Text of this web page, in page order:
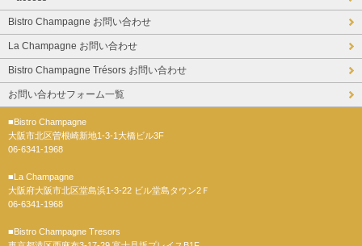
Bistro Champagne お問い合わせ
La Champagne お問い合わせ
Bistro Champagne Trésors お問い合わせ
お問い合わせフォーム一覧
■Bistro Champagne
大阪市北区曽根崎新地1-3-1大橋ビル3F
06-6341-1968
■La Champagne
大阪府大阪市北区堂島浜1-3-22 ビル堂島タウン2Ｆ
06-6341-1968
■Bistro Champagne Tresors